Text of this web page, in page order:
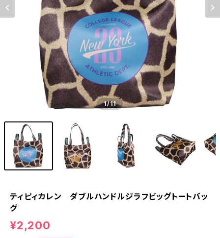
1/11
ティピィカレン ダブルハンドルジラフビッグトートバッ
グ
¥2,200